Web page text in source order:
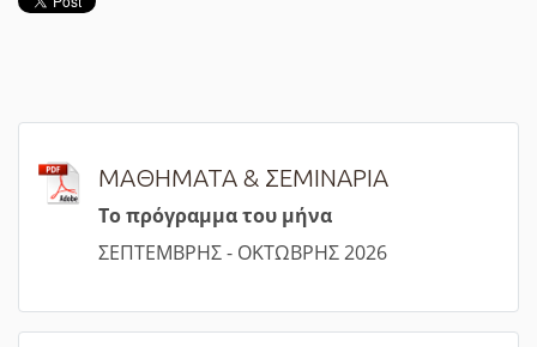
ΜΑΘΗΜΑΤΑ & ΣΕΜΙΝΑΡΙΑ
Το πρόγραμμα του μήνα
ΣΕΠΤΕΜΒΡΗΣ - ΟΚΤΩΒΡΗΣ 2026